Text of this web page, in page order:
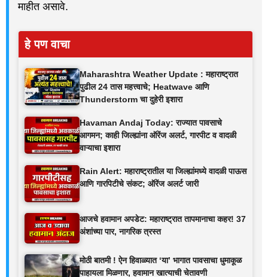
माहीत असावे.
हे पण वाचा
Maharashtra Weather Update : महाराष्ट्रात
पुढील 24 तास महत्त्वाचे; Heatwave आणि
Thunderstorm चा दुहेरी इशारा
Havaman Andaj Today: राज्यात पावसाचे
आगमन; काही जिल्ह्यांना ऑरेंज अलर्ट, गारपीट व वादळी
वाऱ्याचा इशारा
Rain Alert: महाराष्ट्रातील या जिल्ह्यांमध्ये वादळी पाऊस
आणि गारपिटीचे संकट; ऑरेंज अलर्ट जारी
आजचे हवामान अपडेट: महाराष्ट्रात तापमानाचा कहर! 37
अंशांच्या पार, नागरिक त्रस्त
मोठी बातमी ! ऐन हिवाळ्यात ‘या’ भागात पावसाचा धुमाकूळ
पाहायला मिळणार, हवामान खात्याची चेतावणी